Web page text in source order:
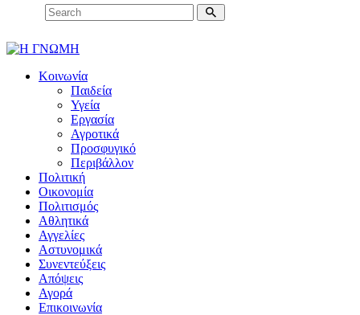
Κοινωνία
Παιδεία
Υγεία
Εργασία
Αγροτικά
Προσφυγικό
Περιβάλλον
Πολιτική
Οικονομία
Πολιτισμός
Αθλητικά
Αγγελίες
Αστυνομικά
Συνεντεύξεις
Απόψεις
Αγορά
Επικοινωνία